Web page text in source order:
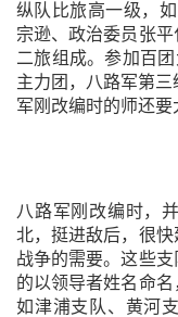
纵队比旅高一级，
宗逊、政治委员张
二旅组成。参加百
主力团，八路军第
军刚改编时的师还要
八路军刚改编时，
北，挺进敌后，很
战争的需要。这些
的以领导者姓名命名
如津浦支队、黄河